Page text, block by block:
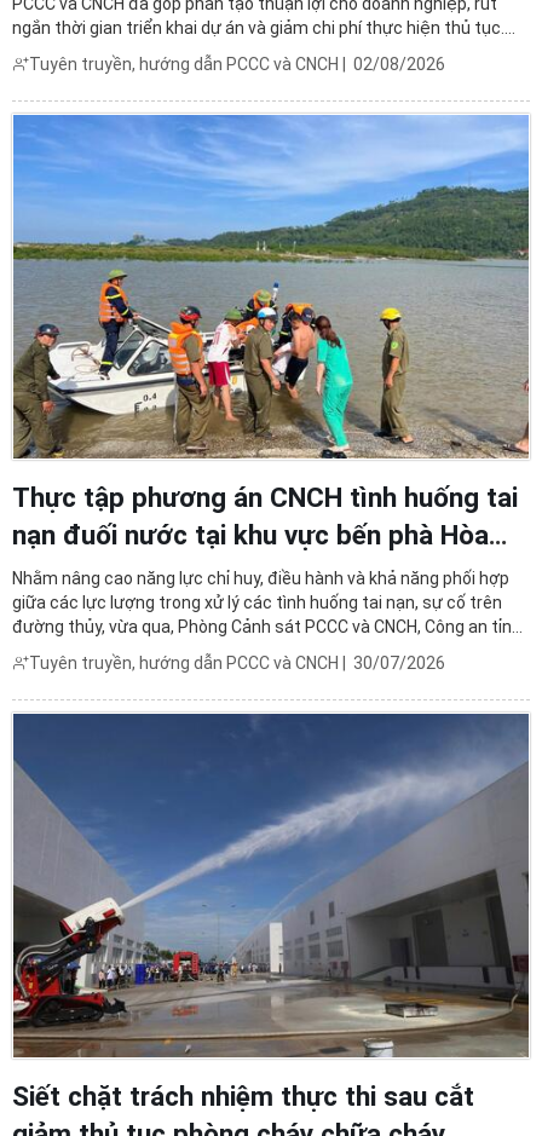
ngắn thời gian triển khai dự án và giảm chi phí thực hiện thủ tục.
Tuy nhiên, thủ tục được cắt giảm không đồng nghĩa với việc nới
lỏng các yêu cầu về an toàn. Trách nhiệm ...
Tuyên truyền, hướng dẫn PCCC và CNCH 02/08/2026
Thực tập phương án CNCH tình huống tai
nạn đuối nước tại khu vực bến phà Hòa
Lộc
Nhằm nâng cao năng lực chỉ huy, điều hành và khả năng phối hợp
giữa các lực lượng trong xử lý các tình huống tai nạn, sự cố trên
đường thủy, vừa qua, Phòng Cảnh sát PCCC và CNCH, Công an tỉnh
Thanh Hóa phối hợp với UBND xã Hoa Lộc và Công an xã Hoa Lộc tổ
chức thực tập phương án chữa cháy và cứu ...
Tuyên truyền, hướng dẫn PCCC và CNCH 30/07/2026
Siết chặt trách nhiệm thực thi sau cắt